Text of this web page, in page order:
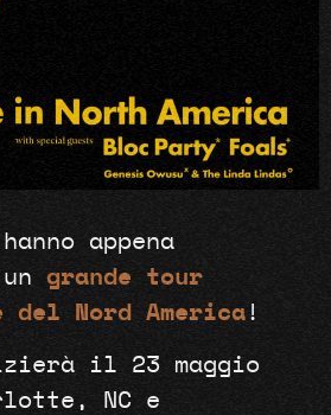
appena
grande tour
del Nord America!
il 23 maggio
NC e